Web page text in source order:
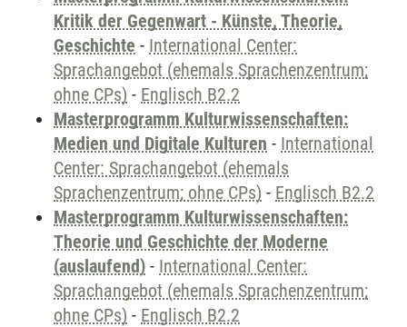
Kritik der Gegenwart - Künste, Theorie,
Geschichte - International Center:
Sprachangebot (ehemals Sprachenzentrum;
ohne CPs) - Englisch B2.2
Masterprogramm Kulturwissenschaften:
Medien und Digitale Kulturen - International
Center: Sprachangebot (ehemals
Sprachenzentrum; ohne CPs) - Englisch B2.2
Masterprogramm Kulturwissenschaften:
Theorie und Geschichte der Moderne
(auslaufend) - International Center:
Sprachangebot (ehemals Sprachenzentrum;
ohne CPs) - Englisch B2.2